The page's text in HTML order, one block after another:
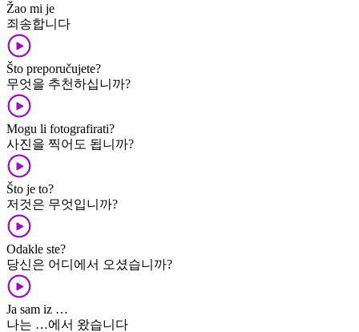
Žao mi je
죄송합니다
Što preporučujete?
무엇을 추천하십니까?
Mogu li fotografirati?
사진을 찍어도 됩니까?
Što je to?
저것은 무엇입니까?
Odakle ste?
당신은 어디에서 오셨습니까?
Ja sam iz …
나는 …에서 왔습니다